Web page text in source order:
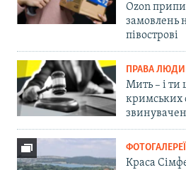
Ozon
замовлень
півострові
ПРАВА
Мить – і ти
кримських
ФОТОГАЛЕРЕЇ
Краса